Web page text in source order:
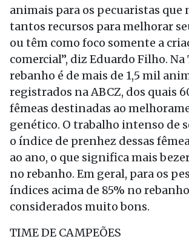
animais para os pecuaristas que
tantos recursos para melhorar
ou têm como foco somente a
comercial”, diz Eduardo Filho. Na
rebanho é de mais de 1,5 mil
registrados na ABCZ, dos quais
fêmeas destinadas ao
genético. O trabalho intenso de
o índice de prenhez dessas
ao ano, o que significa mais
no rebanho. Em geral, para os
índices acima de 85% no
considerados muito bons.
TIME DE CAMPEÕES